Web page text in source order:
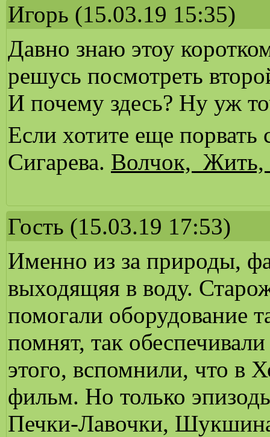
Игорь (15.03.19 15:35)
Давно знаю этоу
решусь посмотреть
И почему здесь? Ну уж
Если хотите еще
Сигарева. Волчок,
Гость (15.03.19 17:53)
Именно из за природы,
выходящяя в воду.
помогали оборудование
помнят, так
этого, вспомнили, что в
фильм. Но только
Печки-Лавочки,